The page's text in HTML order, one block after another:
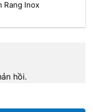
Rang Inox
hồi.